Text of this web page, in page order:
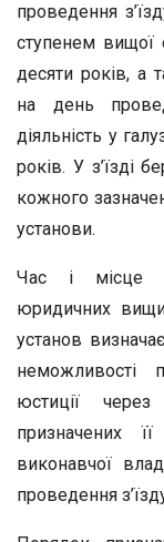
проведення
ступенем вищої
десяти років, а
на день
діяльність у
років. У з’їзді
кожного
установи.
Час і місце
юридичних
установ
неможливості
юстиції через
призначених
виконавчої
проведення